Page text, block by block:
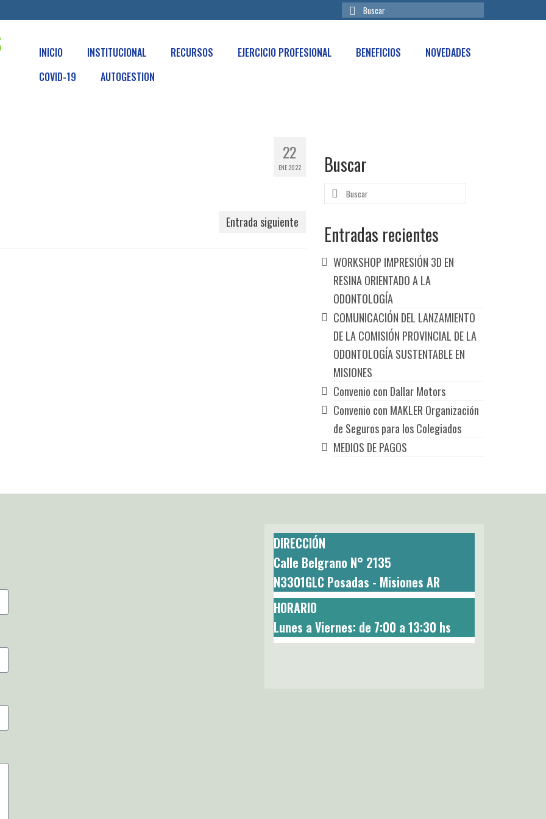
Buscar
por:
INICIO INSTITUCIONAL RECURSOS EJERCICIO PROFESIONAL BENEFICIOS
NOVEDADES
COVID-19
AUTOGESTION
22
ENE 2022
Entrada siguiente
Buscar
Buscar
por:
Entradas recientes
WORKSHOP IMPRESIÓN 3D EN
RESINA ORIENTADO A LA
ODONTOLOGÍA
COMUNICACIÓN DEL LANZAMIENTO
DE LA COMISIÓN PROVINCIAL DE LA
ODONTOLOGÍA SUSTENTABLE EN
MISIONES
Convenio con Dallar Motors
Convenio con MAKLER Organización
de Seguros para los Colegiados
MEDIOS DE PAGOS
DIRECCIÓN
Calle Belgrano N° 2135
N3301GLC Posadas - Misiones AR
HORARIO
Lunes a Viernes: de 7:00 a 13:30 hs